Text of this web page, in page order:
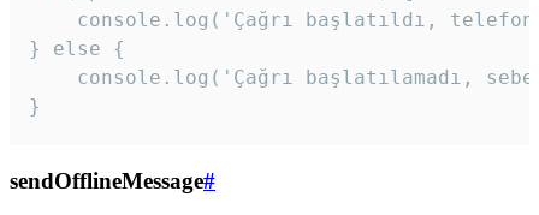
console.log('Çağrı başlatıldı,
} else {
console.log('Çağrı başlatılamadı,
}
sendOfflineMessage#